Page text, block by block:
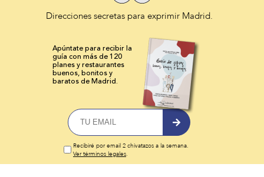
Direcciones secretas para exprimir Madrid.
Apúntate para recibir la
guía con más de 120
planes y restaurantes
buenos, bonitos y
baratos de Madrid.
Recibiré por email 2 chivatazos a la semana.
Ver términos legales.